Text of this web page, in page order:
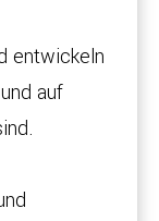
entwickeln
auf